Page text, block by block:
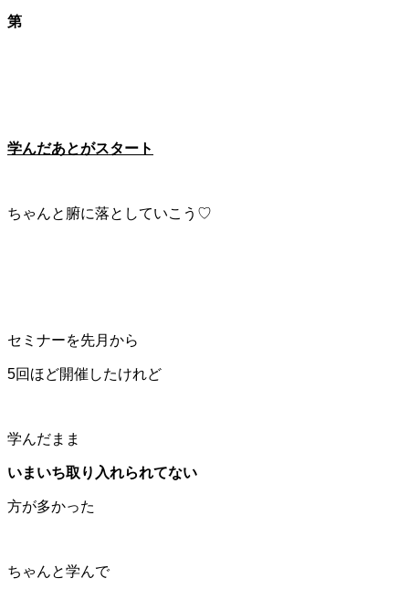
第
学んだあとがスタート
ちゃんと腑に落としていこう♡
セミナーを先月から
5回ほど開催したけれど
学んだまま
いまいち取り入れられてない
方が多かった
ちゃんと学んで